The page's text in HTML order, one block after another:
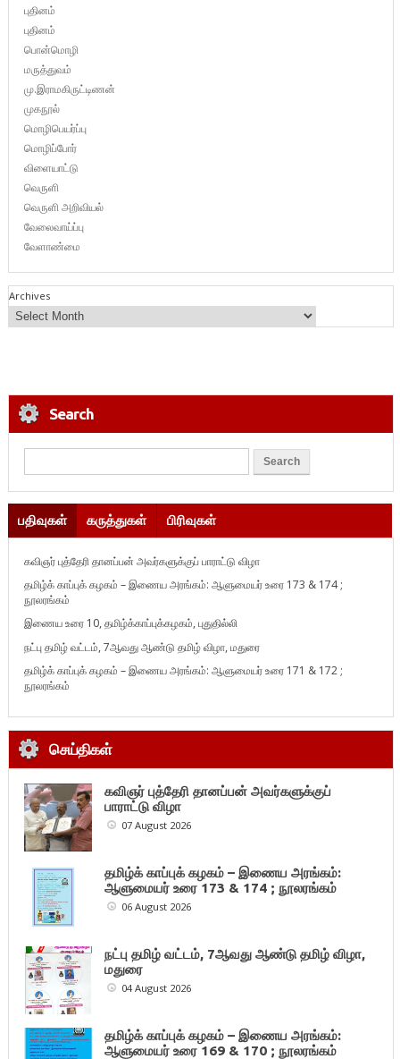
புதினம்
புதினம்
பொன்மொழி
மருத்துவம்
மு.இராமகிருட்டிணன்
முகநூல்
மொழிபெயர்ப்பு
மொழிப்போர்
விளையாட்டு
வெருளி
வெருளி அறிவியல்
வேலைவாய்ப்பு
வேளாண்மை
Archives
Search
பதிவுகள் கருத்துகள் பிரிவுகள்
கவிஞர் புத்தேரி தானப்பன் அவர்களுக்குப் பாராட்டு விழா
தமிழ்க் காப்புக் கழகம் – இணைய அரங்கம்: ஆளுமையர் உரை 173 & 174 ;
நூலரங்கம்
இணைய உரை 10, தமிழ்க்காப்புக்கழகம், புதுதில்லி
நட்பு தமிழ் வட்டம், 7ஆவது ஆண்டு தமிழ் விழா, மதுரை
தமிழ்க் காப்புக் கழகம் – இணைய அரங்கம்: ஆளுமையர் உரை 171 & 172 ;
நூலரங்கம்
செய்திகள்
கவிஞர் புத்தேரி தானப்பன் அவர்களுக்குப்
பாராட்டு விழா
07 August 2026
தமிழ்க் காப்புக் கழகம் – இணைய அரங்கம்:
ஆளுமையர் உரை 173 & 174 ; நூலரங்கம்
06 August 2026
நட்பு தமிழ் வட்டம், 7ஆவது ஆண்டு தமிழ் விழா,
மதுரை
04 August 2026
தமிழ்க் காப்புக் கழகம் – இணைய அரங்கம்:
ஆளுமையர் உரை 169 & 170 ; நூலரங்கம்